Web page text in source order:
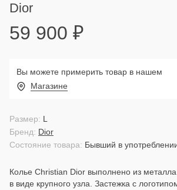
Dior
59 900 ₽
Вы можете примерить товар в нашем
Магазине
Состояние товара: Бывший в
Бренд: Dior
Размер: L
Колье Christian Dior выполнено из металла
в виде крупного узла. Застежка с